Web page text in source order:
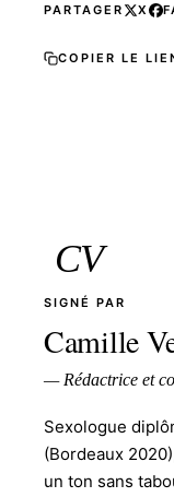
PARTAGER X
COPIER LE
CV
SIGNÉ PAR
Camille
— Rédactrice et
Sexologue
(Bordeaux
un ton sans